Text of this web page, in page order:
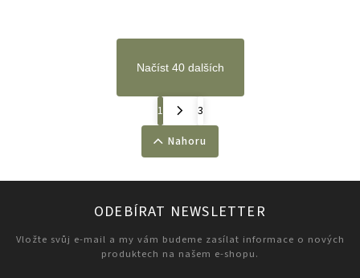
Načíst 40 dalších
1
3
Nahoru
ODEBÍRAT NEWSLETTER
Vložte svůj e-mail a my vám budeme zasílat informace o nových
produktech na našem e-shopu.